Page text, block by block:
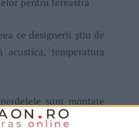
ce designerii știu de
temperatura
sunt montate
mică pare mai